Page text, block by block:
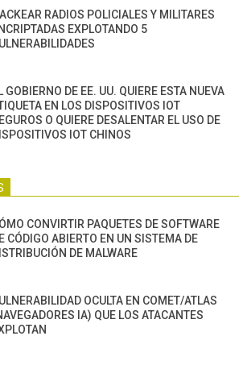
RADIOS POLICIALES Y MILITARES
EXPLOTANDO 5
GOBIERNO DE EE. UU. QUIERE ESTA NUEVA
EN LOS DISPOSITIVOS IOT
O QUIERE DESALENTAR EL USO DE
IOT CHINOS
CONVIRTIR PAQUETES DE SOFTWARE
CÓDIGO ABIERTO EN UN SISTEMA DE
DE MALWARE
OCULTA EN COMET/ATLAS
IA) QUE LOS ATACANTES